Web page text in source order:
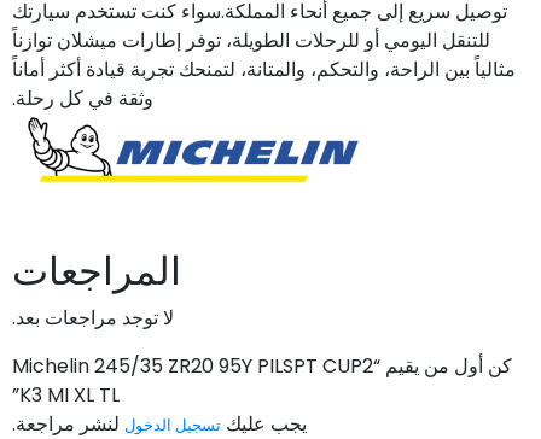
توصيل سريع إلى جميع أنحاء المملكة.سواء كنت تستخدم سيارتك
للتنقل اليومي أو للرحلات الطويلة، توفر إطارات ميشلان توازناً
مثالياً بين الراحة، والتحكم، والمتانة، لتمنحك تجربة قيادة أكثر أماناً
وثقة في كل رحلة.
المراجعات
لا توجد مراجعات بعد.
كن أول من يقيم “Michelin 245/35 ZR20 95Y PILSPT CUP2
K3 MI XL TL”
يجب عليك تسجيل الدخول لنشر مراجعة.